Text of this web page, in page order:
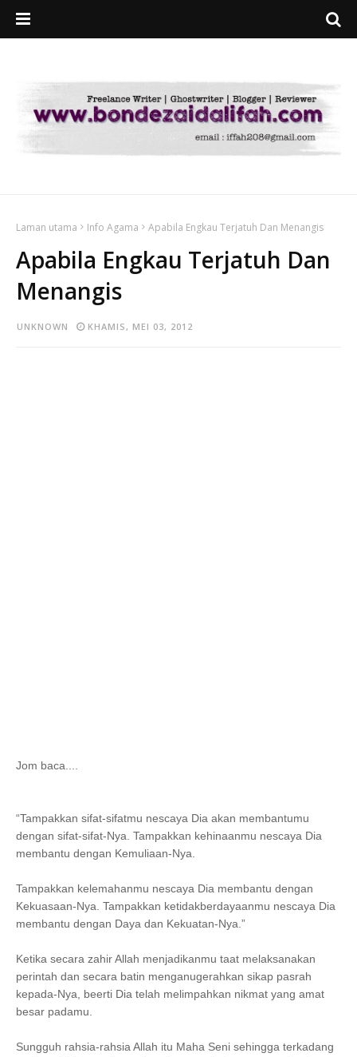
Laman utama Info Agama Apabila Engkau Terjatuh Dan Menangis
Apabila Engkau Terjatuh Dan
Menangis
UNKNOWN KHAMIS, MEI 03, 2012
Jom baca....
“Tampakkan sifat-sifatmu nescaya Dia akan membantumu
dengan sifat-sifat-Nya. Tampakkan kehinaanmu nescaya Dia
membantu dengan Kemuliaan-Nya.
Tampakkan kelemahanmu nescaya Dia membantu dengan
Kekuasaan-Nya. Tampakkan ketidakberdayaanmu nescaya Dia
membantu dengan Daya dan Kekuatan-Nya.”
Ketika secara zahir Allah menjadikanmu taat melaksanakan
perintah dan secara batin menganugerahkan sikap pasrah
kepada-Nya, beerti Dia telah melimpahkan nikmat yang amat
besar padamu.
Sungguh rahsia-rahsia Allah itu Maha Seni sehingga terkadang